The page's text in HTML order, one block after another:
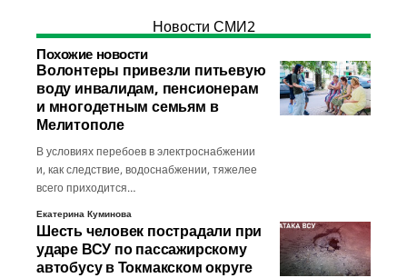
Новости СМИ2
Похожие новости
Волонтеры привезли питьевую
воду инвалидам, пенсионерам
и многодетным семьям в
Мелитополе
В условиях перебоев в электроснабжении
и, как следствие, водоснабжении, тяжелее
всего приходится…
Екатерина Куминова
Шесть человек пострадали при
ударе ВСУ по пассажирскому
автобусу в Токмакском округе